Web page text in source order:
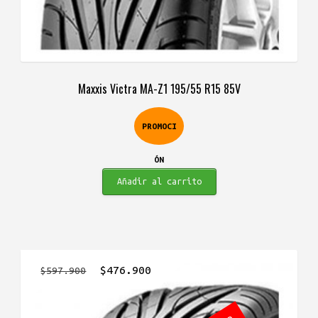
Maxxis Victra MA-Z1 195/55 R15 85V
PROMOCI
ÓN
Añadir al carrito
$597.900
El
original
$476.900
precio
actual